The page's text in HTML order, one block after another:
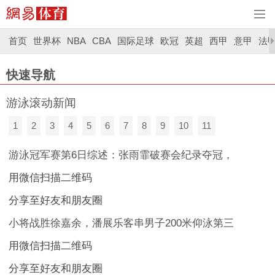
首页 世界杯 NBA CBA 国际足球 欧冠 英超 西甲 意甲 法
快速导航
游泳滚动新闻
1 2 3 4 5 6 7 8 9 10 11
游泳冠军赛第6日综述：张雨霏破赛会纪录夺冠，
用微信扫描二维码
分享至好友和朋友圈
小将战胜徐嘉余，潘展乐客串男子200米仰泳第三
用微信扫描二维码
分享至好友和朋友圈